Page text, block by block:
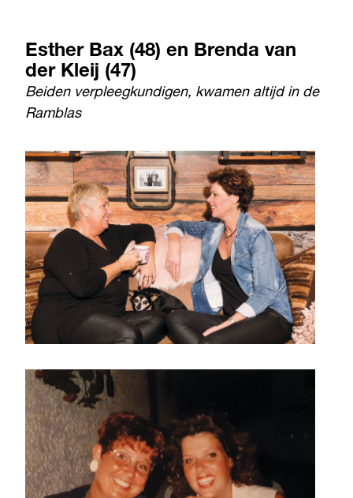
Esther Bax (48) en Brenda van
der Kleij (47)
Beiden verpleegkundigen, kwamen altijd in de
Ramblas